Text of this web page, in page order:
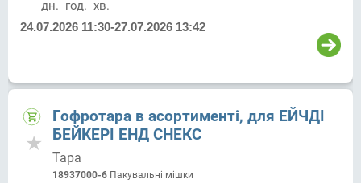
дн. год. хв.
24.07.2026 11:30-27.07.2026 13:42
Гофротара в асортименті, для ЕЙЧДІ
БЕЙКЕРІ ЕНД СНЕКС
Тара
18937000-6 Пакувальні мішки